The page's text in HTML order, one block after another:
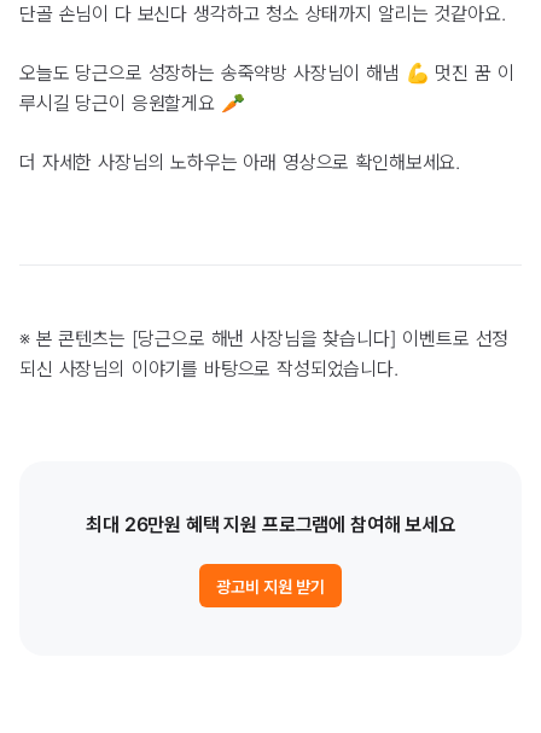
단골 손님이 다 보신다 생각하고 청소 상태까지 알리는 것같아요.
오늘도 당근으로 성장하는 송죽약방 사장님이 해냄 💪 멋진 꿈 이
루시길 당근이 응원할게요 🥕
더 자세한 사장님의 노하우는 아래 영상으로 확인해보세요.
※ 본 콘텐츠는 [당근으로 해낸 사장님을 찾습니다] 이벤트로 선정
되신 사장님의 이야기를 바탕으로 작성되었습니다.
최대 26만원 혜택 지원 프로그램에 참여해 보세요
광고비 지원 받기